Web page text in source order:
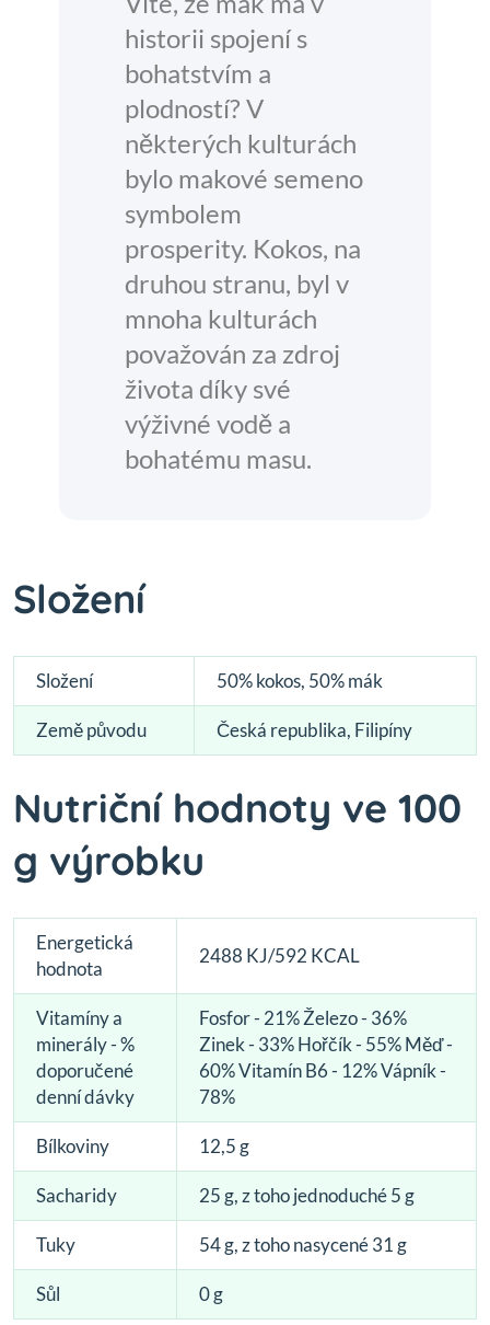
historii spojení s
bohatstvím a
plodností? V
některých kulturách
bylo makové semeno
symbolem
prosperity. Kokos, na
druhou stranu, byl v
mnoha kulturách
považován za zdroj
života díky své
výživné vodě a
bohatému masu.
Složení
Složení 50% kokos, 50% mák
Země původu Česká republika, Filipíny
Nutriční hodnoty ve 100
g výrobku
Energetická
hodnota
2488 KJ/592 KCAL
Vitamíny a
minerály - %
doporučené
denní dávky
Fosfor - 21% Železo - 36%
Zinek - 33% Hořčík - 55% Měď -
60% Vitamín B6 - 12% Vápník -
78%
Bílkoviny 12,5 g
Sacharidy 25 g, z toho jednoduché 5 g
Tuky 54 g, z toho nasycené 31 g
Sůl 0 g